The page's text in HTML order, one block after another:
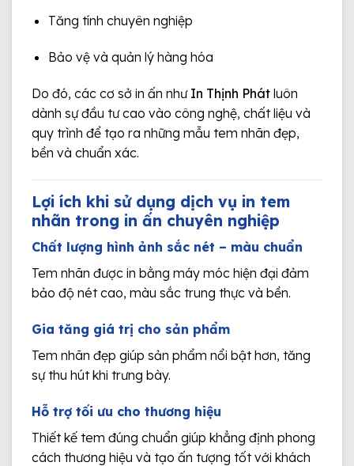
Tăng tính chuyên nghiệp
Bảo vệ và quản lý hàng hóa
Do đó, các cơ sở in ấn như In Thịnh Phát luôn
dành sự đầu tư cao vào công nghệ, chất liệu và
quy trình để tạo ra những mẫu tem nhãn đẹp,
bền và chuẩn xác.
Lợi ích khi sử dụng dịch vụ in tem
nhãn trong in ấn chuyên nghiệp
Chất lượng hình ảnh sắc nét – màu chuẩn
Tem nhãn được in bằng máy móc hiện đại đảm
bảo độ nét cao, màu sắc trung thực và bền.
Gia tăng giá trị cho sản phẩm
Tem nhãn đẹp giúp sản phẩm nổi bật hơn, tăng
sự thu hút khi trưng bày.
Hỗ trợ tối ưu cho thương hiệu
Thiết kế tem đúng chuẩn giúp khẳng định phong
cách thương hiệu và tạo ấn tượng tốt với khách